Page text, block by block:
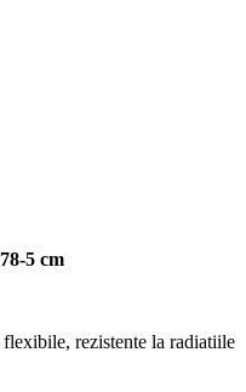
5 cm
rezistente la radiatiile